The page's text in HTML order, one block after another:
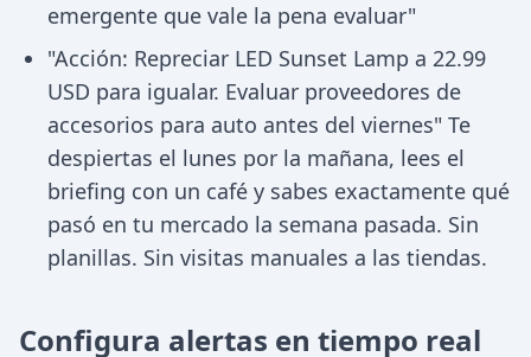
emergente que vale la pena evaluar"
"Acción: Repreciar LED Sunset Lamp a 22.99
USD para igualar. Evaluar proveedores de
accesorios para auto antes del viernes" Te
despiertas el lunes por la mañana, lees el
briefing con un café y sabes exactamente qué
pasó en tu mercado la semana pasada. Sin
planillas. Sin visitas manuales a las tiendas.
Configura alertas en tiempo real